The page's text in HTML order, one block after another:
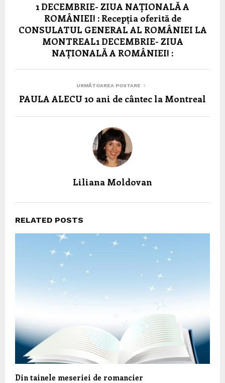
1 DECEMBRIE- ZIUA NAȚIONALĂ A
ROMÂNIEI! : Recepția oferită de
CONSULATUL GENERAL AL ROMÂNIEI LA
MONTREAL1 DECEMBRIE- ZIUA
NAȚIONALĂ A ROMÂNIEI! :
URMĂTOAREA POSTARE
PAULA ALECU 10 ani de cântec la Montreal
Liliana Moldovan
RELATED POSTS
Din tainele meseriei de romancier